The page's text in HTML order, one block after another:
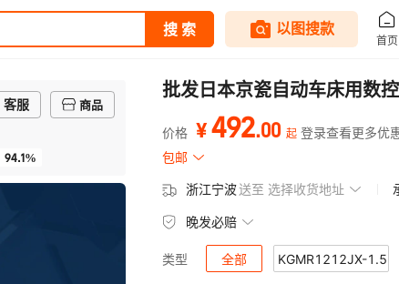
客服
商品
94.1%
批发日本京瓷自动车床用数
价格 ¥492.00 起 登录查看更多优
包邮
浙江宁波送至 选择收货地址
晚发必赔
类型 全部 KGMR1212JX-1.5